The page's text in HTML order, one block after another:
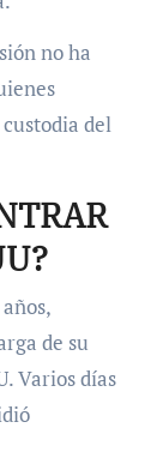
no ha
del
de su
Varios días